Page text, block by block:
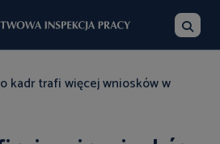
kadr trafi więcej wniosków w
Szukaj